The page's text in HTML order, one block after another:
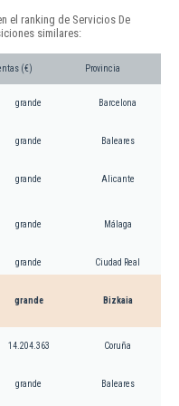
el ranking de Servicios De
similares:
(€) Provincia
grande Barcelona
grande Baleares
grande Alicante
grande Málaga
grande Ciudad Real
grande Bizkaia
14.204.363 Coruña
grande Baleares